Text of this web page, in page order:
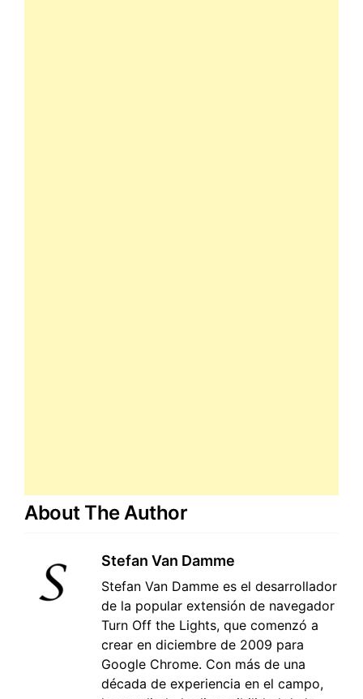
About The Author
Stefan Van Damme
Stefan Van Damme es el desarrollador
de la popular extensión de navegador
Turn Off the Lights, que comenzó a
crear en diciembre de 2009 para
Google Chrome. Con más de una
década de experiencia en el campo,